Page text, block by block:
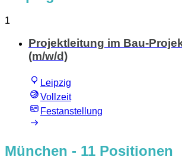
1
Projektleitung im Bau-
(m/w/d)
Leipzig
Vollzeit
Festanstellung
München - 11 Positionen